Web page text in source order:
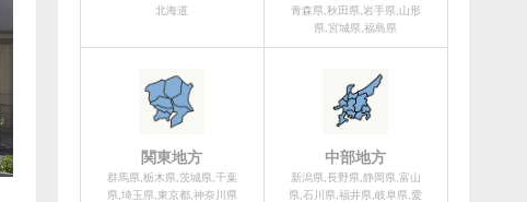
北海道
青森県,秋田県,岩手県,山形
県,宮城県,福島県
関東地方
群馬県,栃木県,茨城県,千葉
県,埼玉県,東京都,神奈川県
中部地方
新潟県,長野県,静岡県,富山
県,石川県,福井県,岐阜県,愛